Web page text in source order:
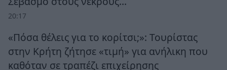
20:17
«Πόσα θέλεις για το κορίτσι;»: Τουρίστας
στην Κρήτη ζήτησε «τιμή» για ανήλικη που
καθόταν σε τραπέζι επιχείρησης